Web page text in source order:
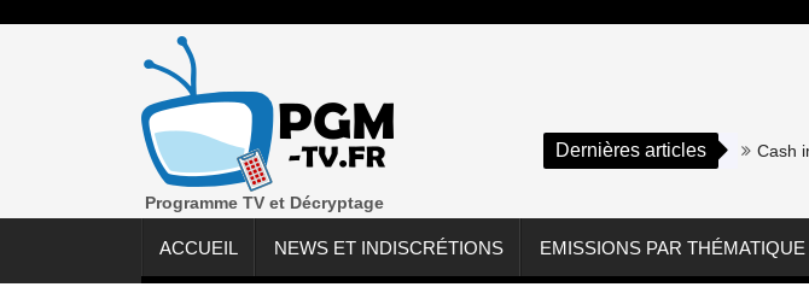
Programme TV et Décryptage
Dernières articles Cash
ACCUEIL NEWS ET INDISCRÉTIONS EMISSIONS PAR THÉMATIQUE